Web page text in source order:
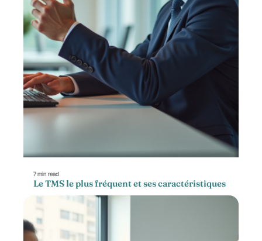
7 min read
Le TMS le plus fréquent et ses caractéristiques